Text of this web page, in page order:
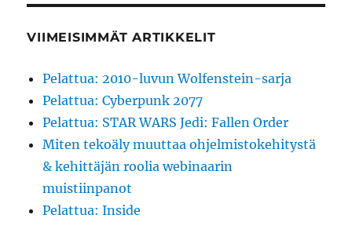
VIIMEISIMMÄT ARTIKKELIT
Pelattua: 2010-luvun Wolfenstein-sarja
Pelattua: Cyberpunk 2077
Pelattua: STAR WARS Jedi: Fallen Order
Miten tekoäly muuttaa ohjelmistokehitystä
& kehittäjän roolia webinaarin
muistiinpanot
Pelattua: Inside